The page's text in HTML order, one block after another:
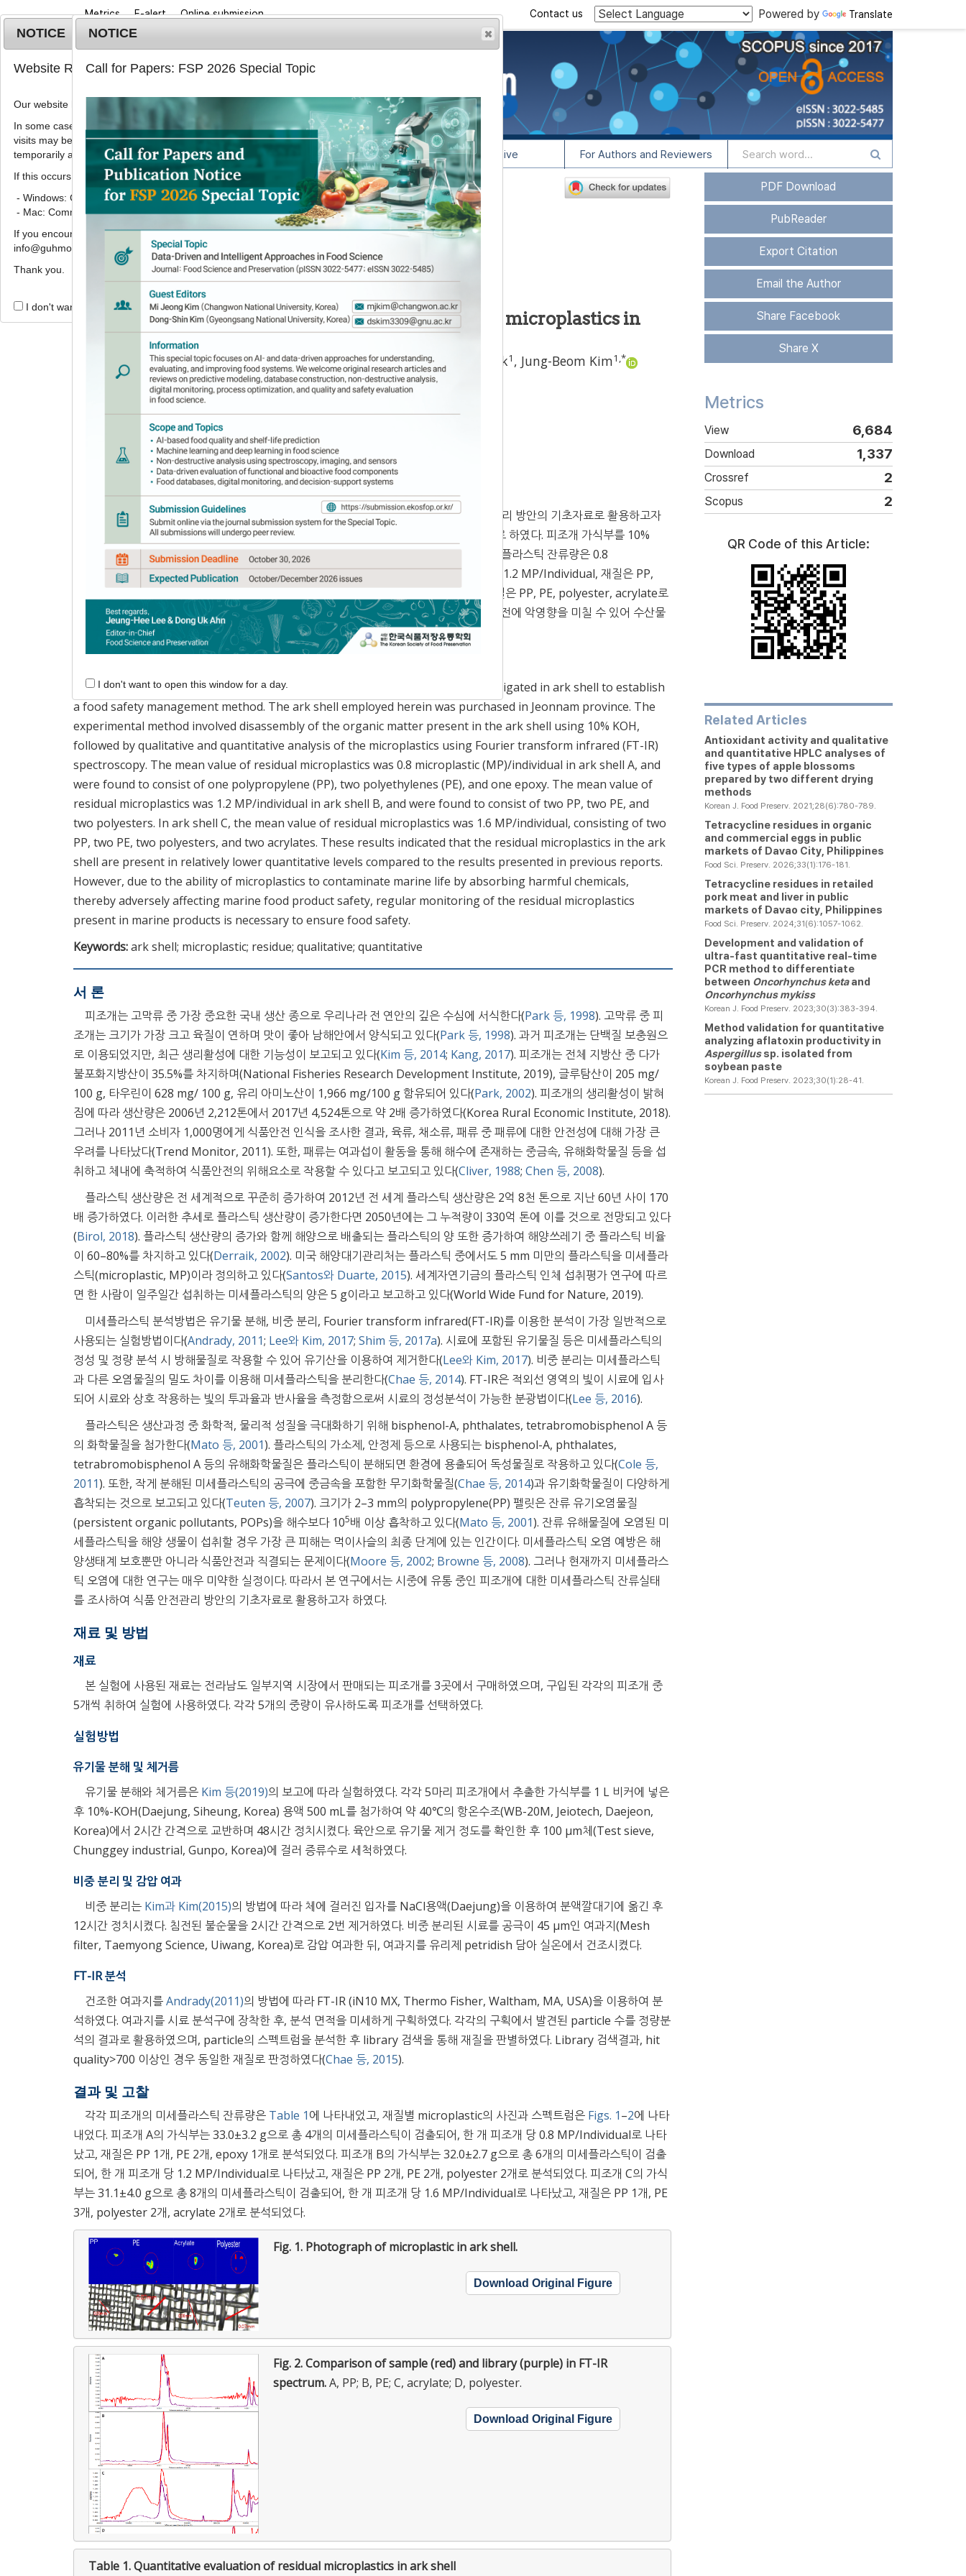
Metrics E-alert Online submission Powered by Translate
Contact us
Home Journal Info Article Archive For Authors and Reviewers
Korean J. Food Preserv.2020;27 (3):
421
pISSN: 1738-7248, eISSN: 2287-7428
DOI:https://doi.org/10.11002/kjfp.2020.27.3.416
Article
피조개 중 잔류 미세플라스틱의 정성 및 정량 평가
1 조아현1,강주영 1 1 1 1,*
Qualitative and quantitative evaluation of residual microplastics in
ark shell
Han-Cheol Lee1 ,Ah-Hyeon Jo1,Ju-Yeong Kang1,Eun-Ji Park1 Min-Ji Park1 , Jung-Beom Kim1 ,*
Author Information & Copyright▼
Received:Feb 17, 2020; Revised:Mar 18, 2020; Accepted:Mar 19, 2020
Published Online: Jun 30, 2020
본 연구에서는 유통 중인 피조개에 대한 미세플라스틱 잔류실태를 조사하여 식품 안전관리 방안의 기초자료로 활용하고자
하였다. 본 실험에 사용된 재료는 전라남도 일부 지역 시장에서 판매되는 피조개를 대상으로 하였다. 피조개 가식부를 10%
KOH로 분해한 후 Fourier transform infrared를 이용하여 분석하였다. 피조개 A의 미세플라스틱 잔류량은 0.8
MP/Individual, 재질은 PP, PE, epoxy로 분석되었다. 피조개 B의 미세플라스틱 잔류량은 1.2 MP/Individual, 재질은 PP,
PE, polyester로 분석되었다. 피조개 C의 미세플라스틱 잔류량은 1.6 MP/Individual, 재질은 PP, PE, polyester, acrylate로
분석되었다. 미세플라스틱은 유해화학물질을 흡착하여 해양 생물을 오염시키고, 수산물 안전에 악영향을 미칠 수 있어 수산물
에 대한 미세플라스틱 잔류량을 주기적으로 모니터링하여야 할 것으로 판단되었다.
The characteristics and particle numbers of residual microplastics were investigated in ark shell to establish
a food safety management method. The ark shell employed herein was purchased in Jeonnam province. The
experimental method involved disassembly of the organic matter present in the ark shell using 10% KOH,
followed by qualitative and quantitative analysis of the microplastics using Fourier transform infrared (FT-IR)
spectroscopy. The mean value of residual microplastics was 0.8 microplastic (MP)/individual in ark shell A, and
were found to consist of one polypropylene (PP), two polyethylenes (PE), and one epoxy. The mean value of
residual microplastics was 1.2 MP/individual in ark shell B, and were found to consist of two PP, two PE, and
two polyesters. In ark shell C, the mean value of residual microplastics was 1.6 MP/individual, consisting of two
PP, two PE, two polyesters, and two acrylates. These results indicated that the residual microplastics in the ark
shell are present in relatively lower quantitative levels compared to the results presented in previous reports.
However, due to the ability of microplastics to contaminate marine life by absorbing harmful chemicals,
thereby adversely affecting marine food product safety, regular monitoring of the residual microplastics
present in marine products is necessary to ensure food safety.
Keywords:ark shell; microplastic; residue; qualitative; quantitative
서 론
피조개는 고막류 중 가장 중요한 국내 생산 종으로 우리나라 전 연안의 깊은 수심에 서식한다(Park 등, 1998). 고막류 중 피
조개는 크기가 가장 크고 육질이 연하며 맛이 좋아 남해안에서 양식되고 있다(Park 등, 1998). 과거 피조개는 단백질 보충원으
로 이용되었지만, 최근 생리활성에 대한 기능성이 보고되고 있다(Kim 등, 2014; Kang, 2017). 피조개는 전체 지방산 중 다가
불포화지방산이 35.5%를 차지하며(National Fisheries Research Development Institute, 2019), 글루탐산이 205 mg/
100 g, 타우린이 628 mg/ 100 g, 유리 아미노산이 1,966 mg/100 g 함유되어 있다(Park, 2002). 피조개의 생리활성이 밝혀
짐에 따라 생산량은 2006년 2,212톤에서 2017년 4,524톤으로 약 2배 증가하였다(Korea Rural Economic Institute, 2018).
그러나 2011년 소비자 1,000명에게 식품안전 인식을 조사한 결과, 육류, 채소류, 패류 중 패류에 대한 안전성에 대해 가장 큰
우려를 나타났다(Trend Monitor, 2011). 또한, 패류는 여과섭이 활동을 통해 해수에 존재하는 중금속, 유해화학물질 등을 섭
취하고 체내에 축적하여 식품안전의 위해요소로 작용할 수 있다고 보고되고 있다(Cliver, 1988; Chen 등, 2008).
플라스틱 생산량은 전 세계적으로 꾸준히 증가하여 2012년 전 세계 플라스틱 생산량은 2억 8천 톤으로 지난 60년 사이 170
배 증가하였다. 이러한 추세로 플라스틱 생산량이 증가한다면 2050년에는 그 누적량이 330억 톤에 이를 것으로 전망되고 있다
(Birol, 2018). 플라스틱 생산량의 증가와 함께 해양으로 배출되는 플라스틱의 양 또한 증가하여 해양쓰레기 중 플라스틱 비율
이 60–80%를 차지하고 있다(Derraik, 2002). 미국 해양대기관리처는 플라스틱 중에서도 5 mm 미만의 플라스틱을 미세플라
스틱(microplastic, MP)이라 정의하고 있다(Santos와 Duarte, 2015). 세계자연기금의 플라스틱 인체 섭취평가 연구에 따르
면 한 사람이 일주일간 섭취하는 미세플라스틱의 양은 5 g이라고 보고하고 있다(World Wide Fund for Nature, 2019).
미세플라스틱 분석방법은 유기물 분해, 비중 분리, Fourier transform infrared(FT-IR)를 이용한 분석이 가장 일반적으로
사용되는 실험방법이다(Andrady, 2011; Lee와 Kim, 2017; Shim 등, 2017a). 시료에 포함된 유기물질 등은 미세플라스틱의
정성 및 정량 분석 시 방해물질로 작용할 수 있어 유기산을 이용하여 제거한다(Lee와 Kim, 2017). 비중 분리는 미세플라스틱
과 다른 오염물질의 밀도 차이를 이용해 미세플라스틱을 분리한다(Chae 등, 2014). FT-IR은 적외선 영역의 빛이 시료에 입사
되어 시료와 상호 작용하는 빛의 투과율과 반사율을 측정함으로써 시료의 정성분석이 가능한 분광법이다(Lee 등, 2016).
플라스틱은 생산과정 중 화학적, 물리적 성질을 극대화하기 위해 bisphenol-A, phthalates, tetrabromobisphenol A 등
의 화학물질을 첨가한다(Mato 등, 2001). 플라스틱의 가소제, 안정제 등으로 사용되는 bisphenol-A, phthalates,
tetrabromobisphenol A 등의 유해화학물질은 플라스틱이 분해되면 환경에 용출되어 독성물질로 작용하고 있다(Cole 등,
2011). 또한, 작게 분해된 미세플라스틱의 공극에 중금속을 포함한 무기화학물질(Chae 등, 2014)과 유기화학물질이 다양하게
흡착되는 것으로 보고되고 있다(Teuten 등, 2007). 크기가 2–3 mm의 polypropylene(PP) 펠릿은 잔류 유기오염물질
(persistent organic pollutants, POPs)을 해수보다 105배 이상 흡착하고 있다(Mato 등, 2001). 잔류 유해물질에 오염된 미
세플라스틱을 해양 생물이 섭취할 경우 가장 큰 피해는 먹이사슬의 최종 단계에 있는 인간이다. 미세플라스틱 오염 예방은 해
양생태계 보호뿐만 아니라 식품안전과 직결되는 문제이다(Moore 등, 2002; Browne 등, 2008). 그러나 현재까지 미세플라스
틱 오염에 대한 연구는 매우 미약한 실정이다. 따라서 본 연구에서는 시중에 유통 중인 피조개에 대한 미세플라스틱 잔류실태
를 조사하여 식품 안전관리 방안의 기초자료로 활용하고자 하였다.
재료 및 방법
재료
본 실험에 사용된 재료는 전라남도 일부지역 시장에서 판매되는 피조개를 3곳에서 구매하였으며, 구입된 각각의 피조개 중
5개씩 취하여 실험에 사용하였다. 각각 5개의 중량이 유사하도록 피조개를 선택하였다.
실험방법
유기물 분해 및 체거름
유기물 분해와 체거름은 Kim 등(2019)의 보고에 따라 실험하였다. 각각 5마리 피조개에서 추출한 가식부를 1 L 비커에 넣은
후 10%-KOH(Daejung, Siheung, Korea) 용액 500 mL를 첨가하여 약 40℃의 항온수조(WB-20M, Jeiotech, Daejeon,
Korea)에서 2시간 간격으로 교반하며 48시간 정치시켰다. 육안으로 유기물 제거 정도를 확인한 후 100 μm체(Test sieve,
Chunggey industrial, Gunpo, Korea)에 걸러 증류수로 세척하였다.
비중 분리 및 감압 여과
비중 분리는 Kim과 Kim(2015)의 방법에 따라 체에 걸러진 입자를 NaCl용액(Daejung)을 이용하여 분액깔대기에 옮긴 후
12시간 정치시켰다. 침전된 불순물을 2시간 간격으로 2번 제거하였다. 비중 분리된 시료를 공극이 45 μm인 여과지(Mesh
filter, Taemyong Science, Uiwang, Korea)로 감압 여과한 뒤, 여과지를 유리제 petridish 담아 실온에서 건조시켰다.
FT-IR 분석
건조한 여과지를Andrady(2011)의 방법에 따라 FT-IR (iN10 MX, Thermo Fisher, Waltham, MA, USA)을 이용하여 분
석하였다. 여과지를 시료 분석구에 장착한 후, 분석 면적을 미세하게 구획하였다. 각각의 구획에서 발견된 particle 수를 정량분
석의 결과로 활용하였으며, particle의 스펙트럼을 분석한 후 library 검색을 통해 재질을 판별하였다. Library 검색결과, hit
quality>700 이상인 경우 동일한 재질로 판정하였다(Chae 등, 2015).
결과 및 고찰
각각 피조개의 미세플라스틱 잔류량은 Table 1에 나타내었고, 재질별 microplastic의 사진과 스펙트럼은 Figs. 1–2에 나타
내었다. 피조개 A의 가식부는 33.0±3.2 g으로 총 4개의 미세플라스틱이 검출되어, 한 개 피조개 당 0.8 MP/Individual로 나타
났고, 재질은 PP 1개, PE 2개, epoxy 1개로 분석되었다. 피조개 B의 가식부는 32.0±2.7 g으로 총 6개의 미세플라스틱이 검출
되어, 한 개 피조개 당 1.2 MP/Individual로 나타났고, 재질은 PP 2개, PE 2개, polyester 2개로 분석되었다. 피조개 C의 가식
부는 31.1±4.0 g으로 총 8개의 미세플라스틱이 검출되어, 한 개 피조개 당 1.6 MP/Individual로 나타났고, 재질은 PP 1개, PE
3개, polyester 2개, acrylate 2개로 분석되었다.
Fig. 1. Photograph of microplastic in ark shell.
Download Original Figure
Fig. 2.Comparison of sample (red) and library (purple) in FT-IR
spectrum.A, PP; B, PE; C, acrylate; D, polyester.
Download Original Figure
Table 1.Quantitative evaluation of residual microplastics in ark shell
PDF Download
PubReader
Export Citation
Email the Author
Share Facebook
Share X
Metrics
View 6,684
Download 1,337
Crossref 2
Scopus 2
QR Code of this Article:
Related Articles
Antioxidant activity and qualitative
and quantitative HPLC analyses of
five types of apple blossoms
prepared by two different drying
methods
Korean J. Food Preserv. 2021;28(6):780-789.
Tetracycline residues in organic
and commercial eggs in public
markets of Davao City, Philippines
Food Sci. Preserv. 2026;33(1):176-181.
Tetracycline residues in retailed
pork meat and liver in public
markets of Davao city, Philippines
Food Sci. Preserv. 2024;31(6):1057-1062.
Development and validation of
ultra-fast quantitative real-time
PCR method to differentiate
between Oncorhynchus ketaand
Oncorhynchus mykiss
Korean J. Food Preserv. 2023;30(3):383-394.
Method validation for quantitative
analyzing aflatoxin productivity in
Aspergillussp. isolated from
soybean paste
Korean J. Food Preserv. 2023;30(1):28-41.
NOTICE
Website Renewal Notice
Our website has recently been renewed.
In some cases, images, CSS files, or other settings saved in your browser from previous
visits may be reused instead of downloading the latest files. As a result, some pages may
temporarily appear incorrectly or may not display properly.
If this occurs, please perform a hard refresh.
- Windows: Ctrl + F5
- Mac: Command + Shift + R
If you encounter any errors or difficulties while using the website, please contact us at
info@guhmok.com.
Thank you.
I don't want to open this window for a day.
NOTICE
Call for Papers: FSP 2026 Special Topic
I don't want to open this window for a day.